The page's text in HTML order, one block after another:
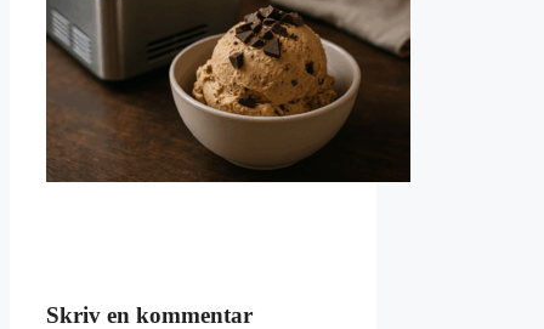
Skriv en kommentar